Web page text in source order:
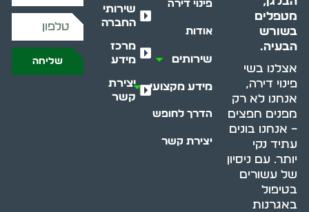
מטפלים
בשורש
הבעיה.
אצלנו בשי
פינוי דירה,
אנחנו לא רק
מפנים חפצים
– אנחנו בונים
עתיד נקי
יותר. עם ניסיון
של עשורים
בטיפול
באגרנות
פינוי דירה
אודות
שירותים
מידע מקצועי
הדרך לחופש
יצירת קשר
שירותי
החברה
מרכז
מידע
יצירת
קשר
שליחה